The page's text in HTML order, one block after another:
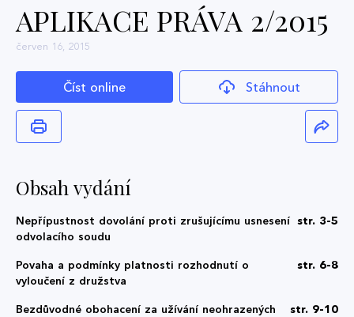
APLIKACE PRÁVA 2/2015
červen 16, 2015
Číst online Stáhnout
Obsah vydání
Nepřípustnost dovolání proti zrušujícímu usnesení
odvolacího soudu
str. 3-5
Povaha a podmínky platnosti rozhodnutí o
vyloučení z družstva
str. 6-8
Bezdůvodné obohacení za užívání neohrazených
str. 9-10